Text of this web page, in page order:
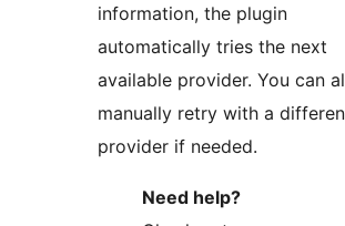
information, the plugin
automatically tries the next
available provider. You can
manually retry with a
provider if needed.
Need help?